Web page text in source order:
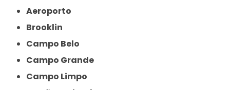
Aeroporto
Brooklin
Campo Belo
Campo Grande
Campo Limpo